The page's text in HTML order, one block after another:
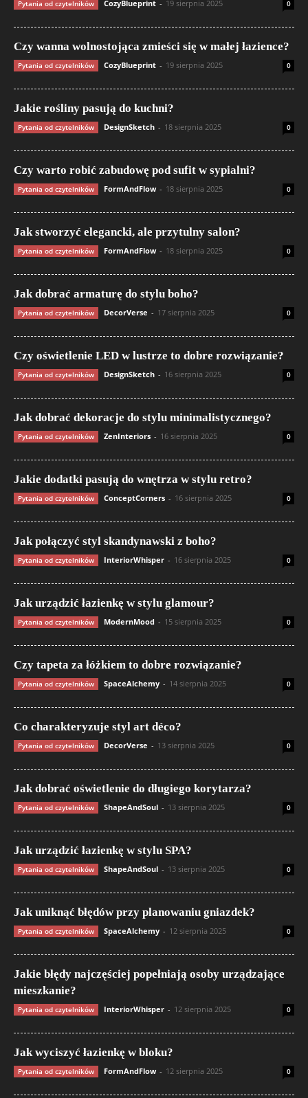
Pytania od czytelników CozyBlueprint - 19 sierpnia 2025 0
Czy wanna wolnostojąca zmieści się w małej łazience?
Pytania od czytelników CozyBlueprint - 19 sierpnia 2025 0
Jakie rośliny pasują do kuchni?
Pytania od czytelników DesignSketch - 18 sierpnia 2025 0
Czy warto robić zabudowę pod sufit w sypialni?
Pytania od czytelników FormAndFlow - 18 sierpnia 2025 0
Jak stworzyć elegancki, ale przytulny salon?
Pytania od czytelników FormAndFlow - 18 sierpnia 2025 0
Jak dobrać armaturę do stylu boho?
Pytania od czytelników DecorVerse - 17 sierpnia 2025 0
Czy oświetlenie LED w lustrze to dobre rozwiązanie?
Pytania od czytelników DesignSketch - 16 sierpnia 2025 0
Jak dobrać dekoracje do stylu minimalistycznego?
Pytania od czytelników ZenInteriors - 16 sierpnia 2025 0
Jakie dodatki pasują do wnętrza w stylu retro?
Pytania od czytelników ConceptCorners - 16 sierpnia 2025 0
Jak połączyć styl skandynawski z boho?
Pytania od czytelników InteriorWhisper - 16 sierpnia 2025 0
Jak urządzić łazienkę w stylu glamour?
Pytania od czytelników ModernMood - 15 sierpnia 2025 0
Czy tapeta za łóżkiem to dobre rozwiązanie?
Pytania od czytelników SpaceAlchemy - 14 sierpnia 2025 0
Co charakteryzuje styl art déco?
Pytania od czytelników DecorVerse - 13 sierpnia 2025 0
Jak dobrać oświetlenie do długiego korytarza?
Pytania od czytelników ShapeAndSoul - 13 sierpnia 2025 0
Jak urządzić łazienkę w stylu SPA?
Pytania od czytelników ShapeAndSoul - 13 sierpnia 2025 0
Jak uniknąć błędów przy planowaniu gniazdek?
Pytania od czytelników SpaceAlchemy - 12 sierpnia 2025 0
Jakie błędy najczęściej popełniają osoby urządzające
mieszkanie?
Pytania od czytelników InteriorWhisper - 12 sierpnia 2025 0
Jak wyciszyć łazienkę w bloku?
Pytania od czytelników FormAndFlow - 12 sierpnia 2025 0